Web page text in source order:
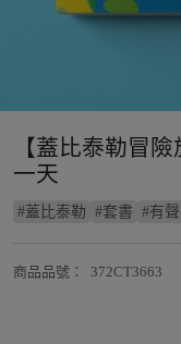
【蓋比泰勒冒
一天
#蓋比泰勒 #套書 #有
商品品號 ： 372CT3663